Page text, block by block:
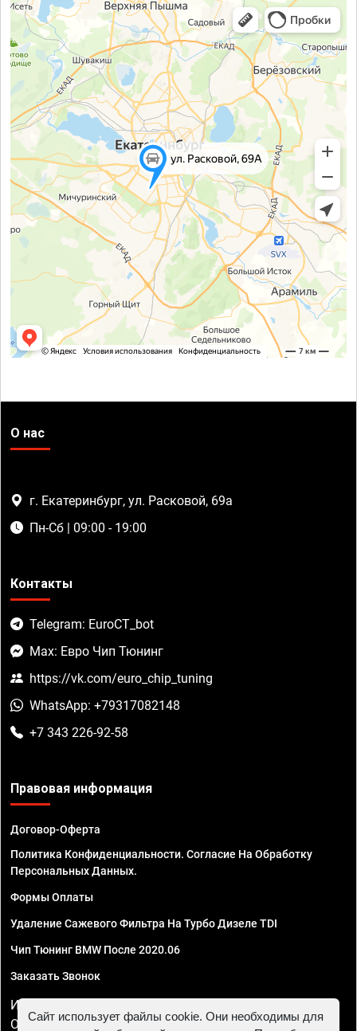
О нас
г. Екатеринбург, ул. Расковой, 69а
Пн-Сб | 09:00 - 19:00
Контакты
Telegram: EuroCT_bot
Max: Евро Чип Тюнинг
https://vk.com/euro_chip_tuning
WhatsApp: +79317082148
+7 343 226-92-58
Правовая информация
Договор-Оферта
Политика Конфиденциальности. Согласие На Обработку
Персональных Данных.
Формы Оплаты
Удаление Сажевого Фильтра На Турбо Дизеле TDI
Чип Тюнинг BMW После 2020.06
Заказать Звонок
ИП Смирнов Георгий Павлович. ИНН 781302555843,
ОГРНИП 324470400032610
Сайт использует файлы cookie. Они необходимы для